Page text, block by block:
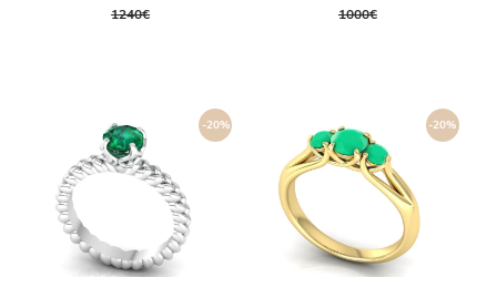
1240€ 1000€
-20% -20%